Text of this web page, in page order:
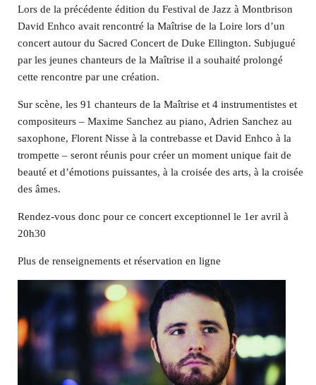
Lors de la précédente édition du Festival de Jazz à Montbrison
David Enhco avait rencontré la Maîtrise de la Loire lors d’un
concert autour du Sacred Concert de Duke Ellington. Subjugué
par les jeunes chanteurs de la Maîtrise il a souhaité prolongé
cette rencontre par une création.
Sur scène, les 91 chanteurs de la Maîtrise et 4 instrumentistes et
compositeurs – Maxime Sanchez au piano, Adrien Sanchez au
saxophone, Florent Nisse à la contrebasse et David Enhco à la
trompette – seront réunis pour créer un moment unique fait de
beauté et d’émotions puissantes, à la croisée des arts, à la croisée
des âmes.
Rendez-vous donc pour ce concert exceptionnel le 1er avril à
20h30
Plus de renseignements et réservation en ligne